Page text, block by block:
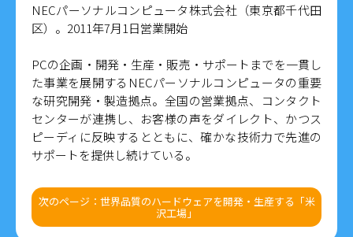
NECパーソナルコンピュータ株式会社（東京都千代田
区）。2011年7月1日営業開始
PCの企画・開発・生産・販売・サポートまでを一貫し
た事業を展開するNECパーソナルコンピュータの重要
な研究開発・製造拠点。全国の営業拠点、コンタクト
センターが連携し、お客様の声をダイレクト、かつス
ピーディに反映するとともに、確かな技術力で先進の
サポートを提供し続けている。
次のページ：世界品質のハードウェアを開発・生産する「米
沢工場」